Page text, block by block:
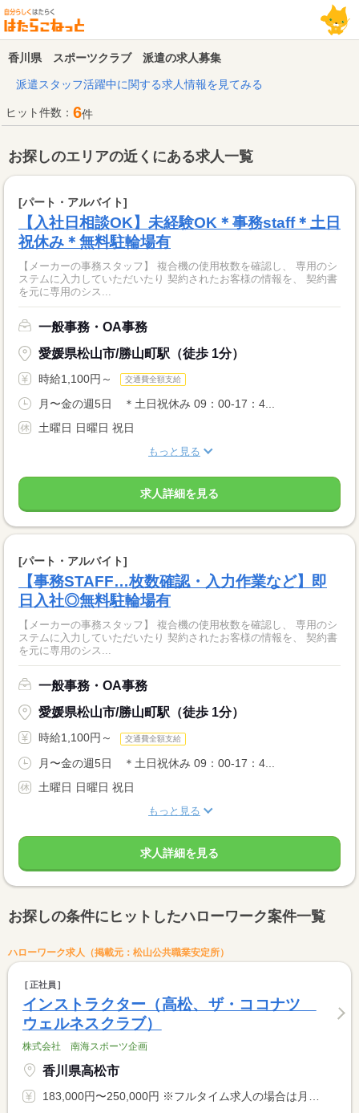
香川県 スポーツクラブ 派遣の求人募集
派遣スタッフ活躍中に関する求人情報を見てみる
ヒット件数： 6件
お探しのエリアの近くにある求人一覧
[パート・アルバイト]
【入社日相談OK】未経験OK＊事務staff＊土日
祝休み＊無料駐輪場有
【メーカーの事務スタッフ】 複合機の使用枚数を確認し、 専用のシ
ステムに入力していただいたり 契約されたお客様の情報を、 契約書
を元に専用のシス...
一般事務・OA事務
愛媛県松山市/勝山町駅（徒歩 1分）
時給1,100円～ 交通費全額支給
月〜金の週5日 ＊土日祝休み 09：00-17：4...
土曜日 日曜日 祝日
もっと見る
求人詳細を見る
[パート・アルバイト]
【事務STAFF…枚数確認・入力作業など】即
日入社◎無料駐輪場有
【メーカーの事務スタッフ】 複合機の使用枚数を確認し、 専用のシ
ステムに入力していただいたり 契約されたお客様の情報を、 契約書
を元に専用のシス...
一般事務・OA事務
愛媛県松山市/勝山町駅（徒歩 1分）
時給1,100円～ 交通費全額支給
月〜金の週5日 ＊土日祝休み 09：00-17：4...
土曜日 日曜日 祝日
もっと見る
求人詳細を見る
お探しの条件にヒットしたハローワーク案件一覧
ハローワーク求人（掲載元：松山公共職業安定所）
正社員
インストラクター（高松、ザ・ココナツ
ウェルネスクラブ）
株式会社 南海スポーツ企画
香川県高松市
183,000円〜250,000円 ※フルタイム求人の場合は月額（換算額）、パート求人の場合は時間額を表示しています。